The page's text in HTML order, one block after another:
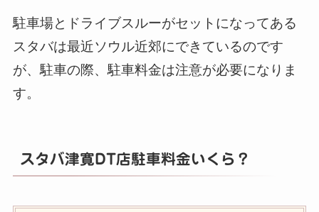
駐車場とドライブスルーがセットになってある
スタバは最近ソウル近郊にできているのです
が、駐車の際、駐車料金は注意が必要になりま
す。
スタバ津寛DT店駐車料金いくら？